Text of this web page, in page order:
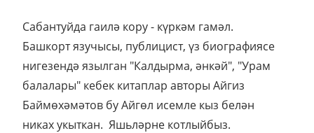
Сабантуйда гаилә кору - күркәм гамәл.
Башкорт язучысы, публицист, үз биографиясе
нигезендә язылган "Калдырма, әнкәй", "Урам
балалары" кебек китаплар авторы Айгиз
Баймөхәмәтов бу Айгөл исемле кыз белән
никах укыткан. Яшьләрне котлыйбыз.